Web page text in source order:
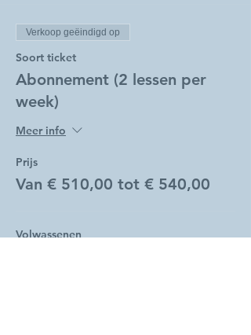
Verkoop geëindigd op
Soort ticket
Abonnement (2 lessen per
week)
Meer info
Prijs
Van € 510,00 tot € 540,00
Volwassenen